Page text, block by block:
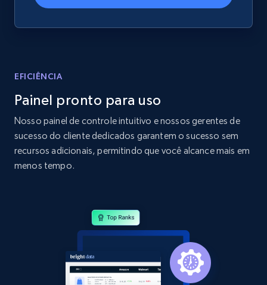
2.1K+ 355+ Comece agora
Home Depot US - Gather data on products
using specified keywords
Comece agora
EFICIÊNCIA
Painel pronto para uso
Nosso painel de controle intuitivo e nossos gerentes de
sucesso do cliente dedicados garantem o sucesso sem
recursos adicionais, permitindo que você alcance mais em
menos tempo.